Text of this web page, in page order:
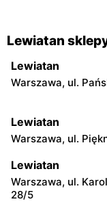
Lewiatan
Lewiatan
Warszawa, ul.
Lewiatan
Warszawa, ul.
Lewiatan
Warszawa, ul.
28/5